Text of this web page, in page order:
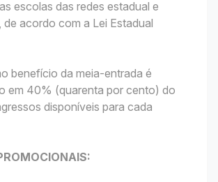
escolas das redes estadual e
de acordo com a Lei Estadual
benefício da meia-entrada é
em 40% (quarenta por cento) do
disponíveis para cada